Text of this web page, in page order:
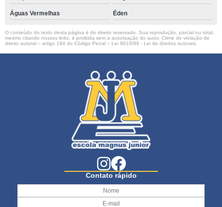
Águas Vermelhas Éden
O conteúdo do texto desta página é de direito reservado. Sua reprodução, parcial ou total,
mesmo citando nossos links, é proibida sem a autorização do autor. Crime de violação de
direito autoral – artigo 184 do Código Penal – Lei 9610/98 - Lei de direitos autorais
Contato rápido